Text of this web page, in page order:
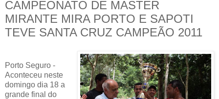
CAMPEONATO DE MASTER
MIRANTE MIRA PORTO E SAPOTI
TEVE SANTA CRUZ CAMPEÃO 2011
Porto Seguro -
Aconteceu neste
domingo dia 18 a
grande final do